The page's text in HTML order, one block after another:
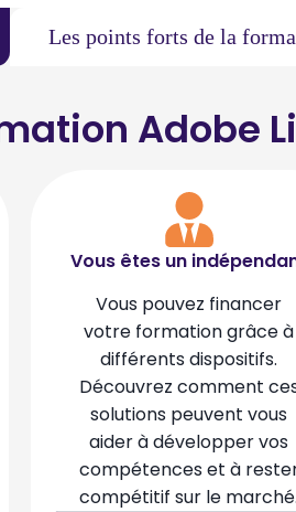
Les points forts de la
Adobe
Vous êtes un
Vous pouvez financer
votre formation grâce à
différents dispositifs.
Découvrez comment
solutions peuvent vous
aider à développer vos
compétences et à
compétitif sur le marché.